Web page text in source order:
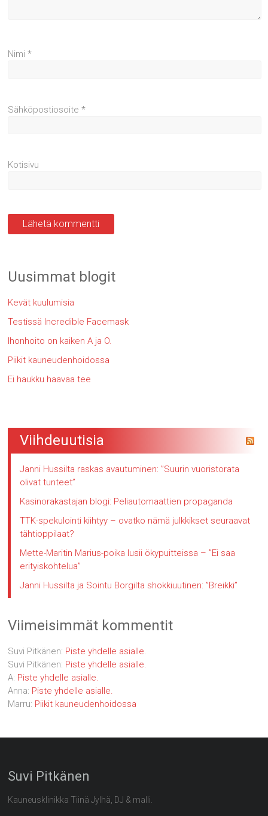
Nimi*
Sähköpostiosoite*
Kotisivu
Uusimmat blogit
Kevät kuulumisia
Testissä Incredible Facemask
Ihonhoito on kaiken A ja O.
Piikit kauneudenhoidossa
Ei haukku haavaa tee
Viihdeuutisia
Janni Hussilta raskas avautuminen: ”Suurin vuoristorata
olivat tunteet”
Kasinorakastajan blogi: Peliautomaattien propaganda
TTK-spekulointi kiihtyy – ovatko nämä julkkikset seuraavat
tähtioppilaat?
Mette-Maritin Marius-poika lusii ökypuitteissa – ”Ei saa
erityiskohtelua”
Janni Hussilta ja Sointu Borgilta shokkiuutinen: ”Breikki”
Viimeisimmät kommentit
Suvi Pitkänen: Piste yhdelle asialle.
Suvi Pitkänen: Piste yhdelle asialle.
A: Piste yhdelle asialle.
Anna: Piste yhdelle asialle.
Marru: Piikit kauneudenhoidossa
Suvi Pitkänen
Kauneusklinikka Tiinä Jylhä, DJ & malli.